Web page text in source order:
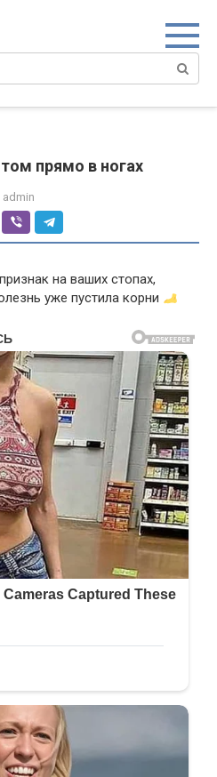
прямо в ногах
admin
на ваших стопах,
уже пустила корни